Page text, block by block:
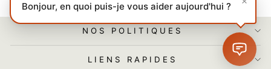
NOS POLITIQUES
LIENS RAPIDES
Bonjour, en quoi puis-je vous aider aujourd'hui ?